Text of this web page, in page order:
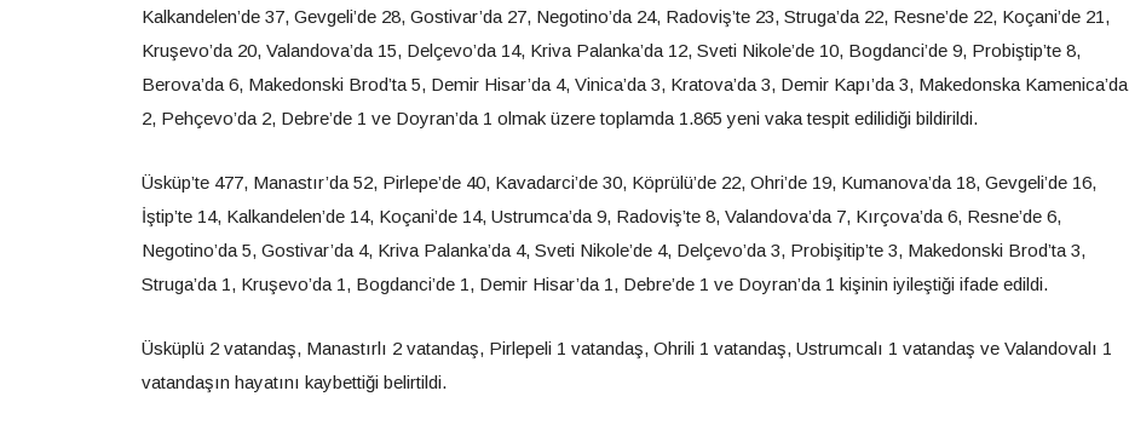
Kalkandelen’de 37, Gevgeli’de 28, Gostivar’da 27, Negotino’da 24, Radoviş’te 23, Struga’da 22, Resne’de 22, Koçani’de 21,
Kruşevo’da 20, Valandova’da 15, Delçevo’da 14, Kriva Palanka’da 12, Sveti Nikole’de 10, Bogdanci’de 9, Probiştip’te 8,
Berova’da 6, Makedonski Brod’ta 5, Demir Hisar’da 4, Vinica’da 3, Kratova’da 3, Demir Kapı’da 3, Makedonska Kamenica’da
2, Pehçevo’da 2, Debre’de 1 ve Doyran’da 1 olmak üzere toplamda 1.865 yeni vaka tespit edilidiği bildirildi.
Üsküp’te 477, Manastır’da 52, Pirlepe’de 40, Kavadarci’de 30, Köprülü’de 22, Ohri’de 19, Kumanova’da 18, Gevgeli’de 16,
İştip’te 14, Kalkandelen’de 14, Koçani’de 14, Ustrumca’da 9, Radoviş’te 8, Valandova’da 7, Kırçova’da 6, Resne’de 6,
Negotino’da 5, Gostivar’da 4, Kriva Palanka’da 4, Sveti Nikole’de 4, Delçevo’da 3, Probişitip’te 3, Makedonski Brod’ta 3,
Struga’da 1, Kruşevo’da 1, Bogdanci’de 1, Demir Hisar’da 1, Debre’de 1 ve Doyran’da 1 kişinin iyileştiği ifade edildi.
Üsküplü 2 vatandaş, Manastırlı 2 vatandaş, Pirlepeli 1 vatandaş, Ohrili 1 vatandaş, Ustrumcalı 1 vatandaş ve Valandovalı 1
vatandaşın hayatını kaybettiği belirtildi.